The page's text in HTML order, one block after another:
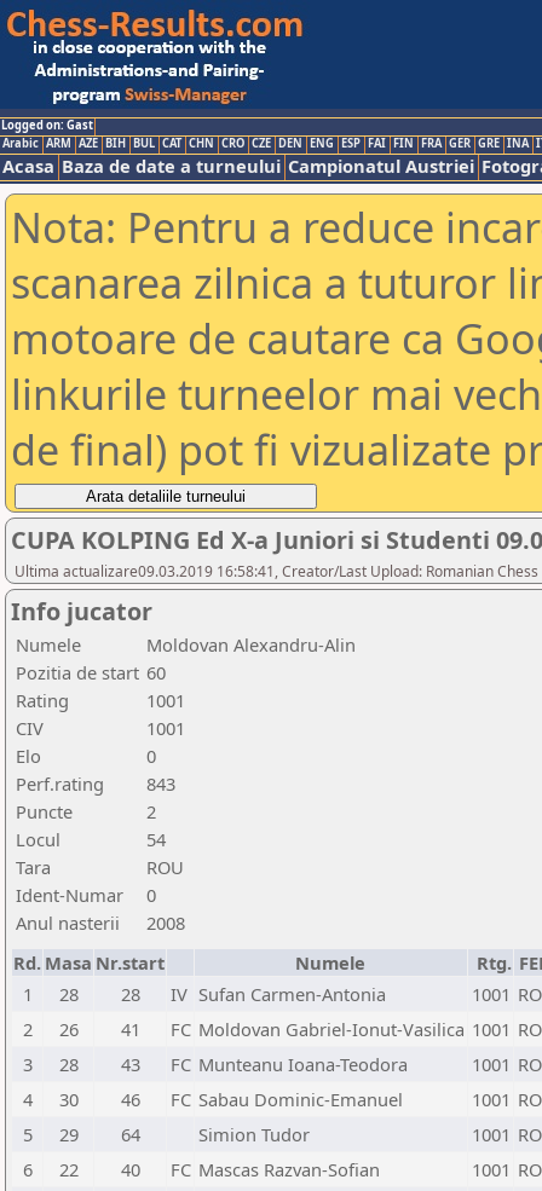
Logged on: Gast
Arabic ARM AZE BIH BUL CAT CHN CRO CZE DEN ENG ESP FAI FIN FRA GER GRE INA
Acasa Baza de date a turneului Campionatul Austriei
Nota: Pentru a reduce
scanarea zilnica a tuturor
motoare de cautare ca
linkurile turneelor mai
de final) pot fi vizualizate
CUPA KOLPING Ed X-a Juniori si Studenti
Ultima actualizare09.03.2019 16:58:41, Creator/Last Upload: Romanian
Info jucator
Numele
Moldovan Alexandru-Alin
Pozitia de start 60
Rating
1001
CIV
1001
Elo
0
Perf.rating
843
Puncte
2
Locul
54
Tara
ROU
Ident-Numar
0
Anul nasterii
2008
Rd. Masa Nr.start Numele Rtg.
1
28 28 IV Sufan Carmen-Antonia 1001
2
26 41 FC Moldovan Gabriel-Ionut-Vasilica 1001
3
28 43 FC Munteanu Ioana-Teodora 1001
4
30 46 FC Sabau Dominic-Emanuel 1001
5
29 64 Simion Tudor 1001
6
22 40 FC Mascas Razvan-Sofian 1001